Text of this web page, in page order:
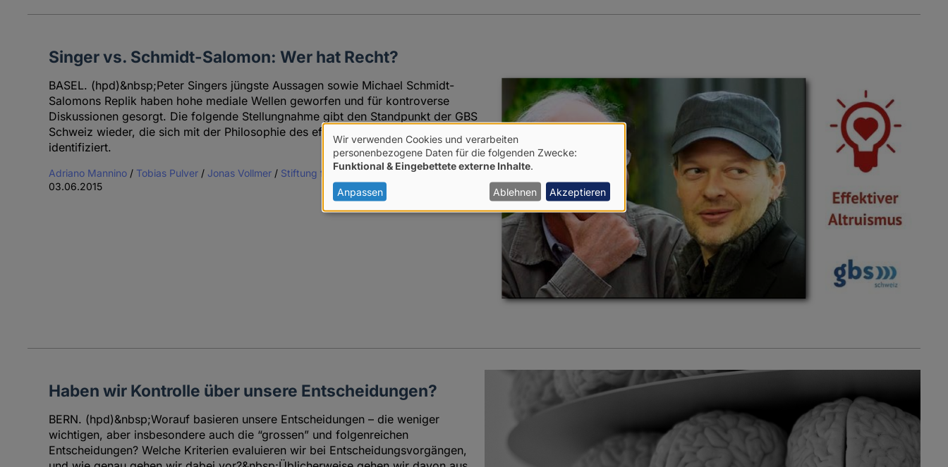
Singer vs. Schmidt-Salomon: Wer hat Recht?
BASEL. (hpd)&nbsp;Peter Singers jüngste Aussagen sowie Michael Schmidt-
Salomons Replik haben hohe mediale Wellen geworfen und für kontroverse
Diskussionen gesorgt. Die folgende Stellungnahme gibt den Standpunkt der GBS
Schweiz wieder, die sich mit der Philosophie des effektiven Altruismus (EA)
identifiziert.
Adriano Mannino/ Tobias Pulver/ Jonas Vollmer/ Stiftung für Effektiven Altruismus
03.06.2015
4
Haben wir Kontrolle über unsere Entscheidungen?
BERN. (hpd)&nbsp;Worauf basieren unsere Entscheidungen – die weniger
wichtigen, aber insbesondere auch die “grossen” und folgenreichen
Entscheidungen? Welche Kriterien evaluieren wir bei Entscheidungsvorgängen,
Verwendung
von
personenbezogenen
Daten
Wir verwenden Cookies und verarbeiten
personenbezogene Daten für die folgenden Zwecke:
Funktional & Eingebettete externe Inhalte.
Anpassen Ablehnen Akzeptieren